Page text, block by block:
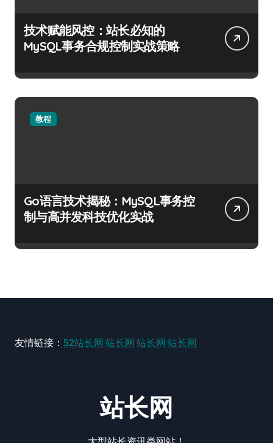
技术赋能风控：站长必知的
MySQL事务合规控制实战策略
教程
Go语言技术揭秘：MySQL事务控
制与高并发科技优化实战
友情链接： 52站长网 站长网 站长网 站长网
站长网